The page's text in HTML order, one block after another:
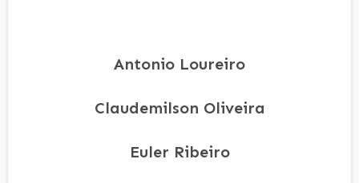
Antonio Loureiro
Claudemilson Oliveira
Euler Ribeiro